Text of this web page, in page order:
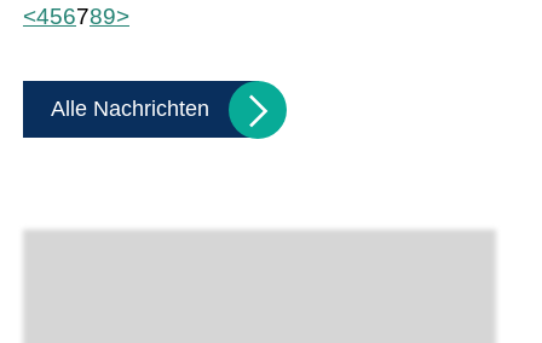
<456789>
Alle Nachrichten